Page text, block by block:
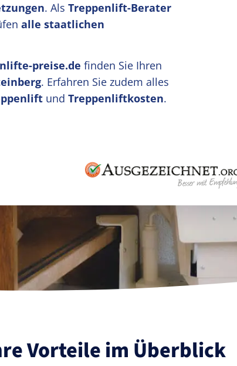
. Als Treppenlift-Berater
alle staatlichen
preise.de finden Sie Ihren
. Erfahren Sie zudem alles
und Treppenliftkosten.
Vorteile im Überblick